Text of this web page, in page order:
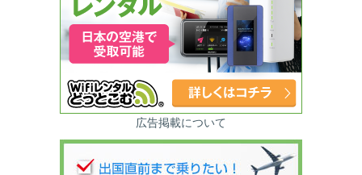
広告掲載について